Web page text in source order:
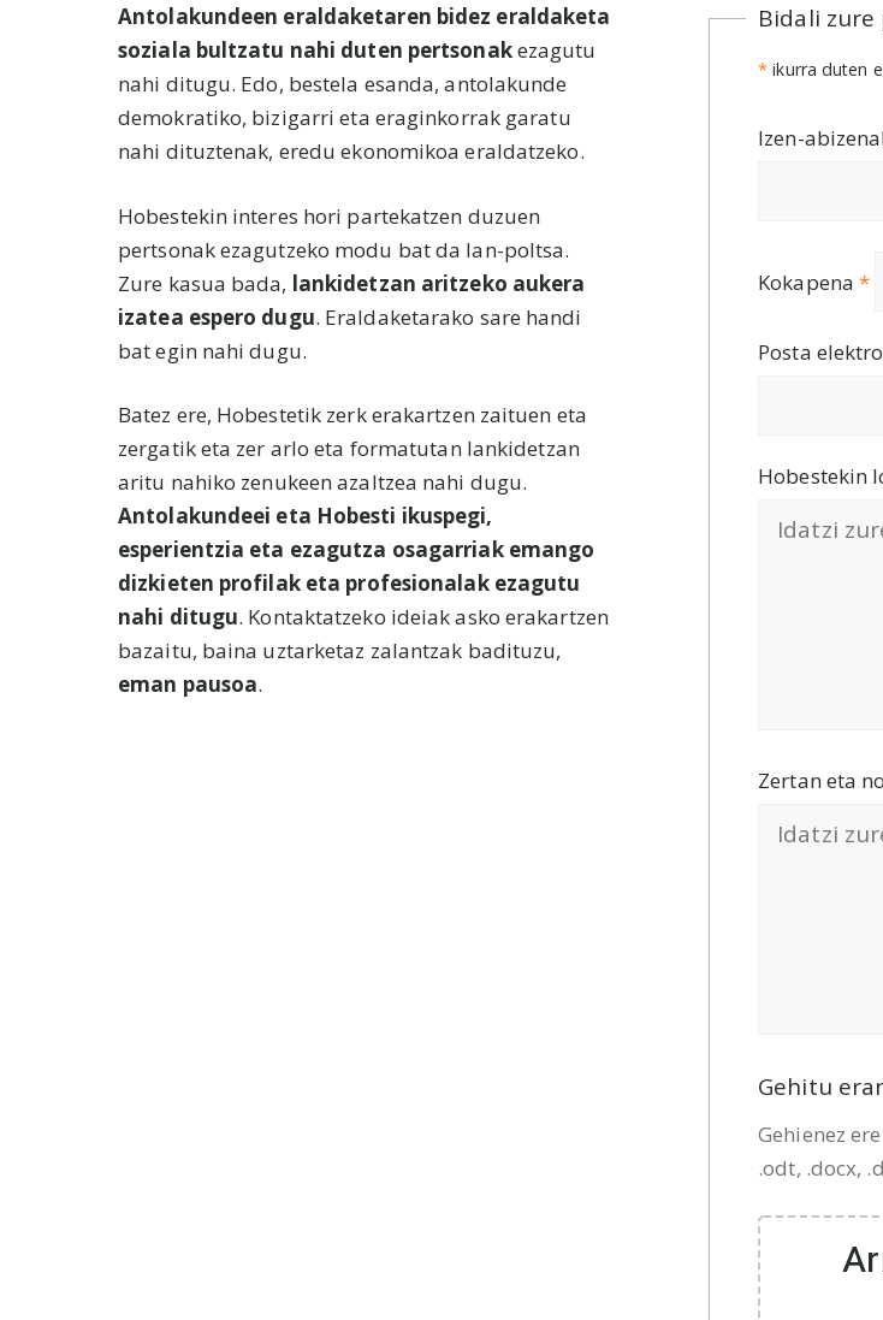
Antolakundeen eraldaketaren bidez eraldaketa
soziala bultzatu nahi duten pertsonakezagutu
nahi ditugu. Edo, bestela esanda, antolakunde
demokratiko, bizigarri eta eraginkorrak garatu
nahi dituztenak, eredu ekonomikoa eraldatzeko.
Hobestekin interes hori partekatzen duzuen
pertsonak ezagutzeko modu bat da lan-poltsa.
Zure kasua bada, lankidetzan aritzeko aukera
izatea espero dugu. Eraldaketarako sare handi
bat egin nahi dugu.
Batez ere, Hobestetik zerk erakartzen zaituen eta
zergatik eta zer arlo eta formatutan lankidetzan
aritu nahiko zenukeen azaltzea nahi dugu.
Antolakundeei eta Hobesti ikuspegi,
esperientzia eta ezagutza osagarriak emango
dizkieten profilak eta profesionalak ezagutu
nahi ditugu. Kontaktatzeko ideiak asko erakartzen
bazaitu, baina uztarketaz zalantzak badituzu,
eman pausoa.
Bidali
* ikurra duten
Izen-
Kokapena*
Posta
Hobestekin
Zertan eta
Gehitu
Gehienez
.odt, .docx,